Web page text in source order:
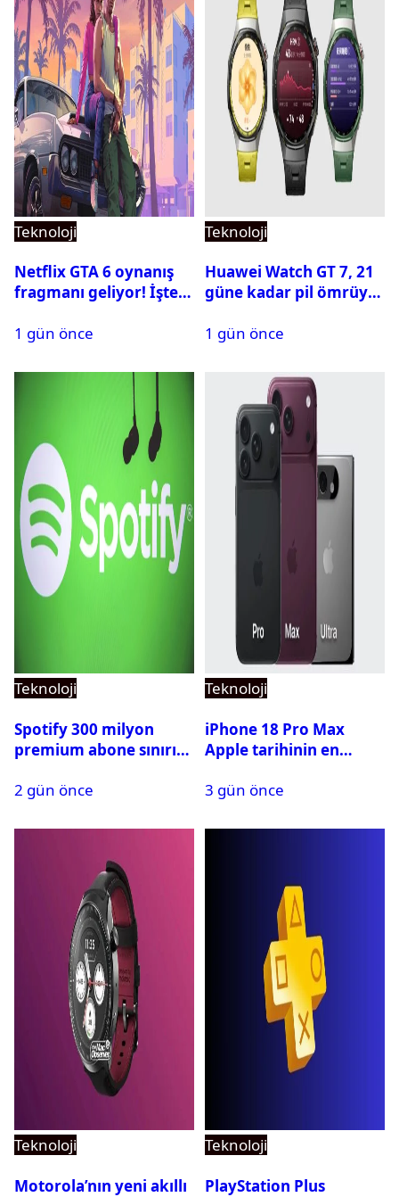
Teknoloji
Netflix GTA 6 oynanış
fragmanı geliyor! İşte
1 gün önce
Teknoloji
Huawei Watch GT 7, 21
güne kadar pil ömrüyle
1 gün önce
Teknoloji
Spotify 300 milyon
premium abone sınırını
2 gün önce
Teknoloji
iPhone 18 Pro Max
Apple tarihinin en
3 gün önce
Teknoloji
Motorola’nın yeni akıllı
Teknoloji
PlayStation Plus